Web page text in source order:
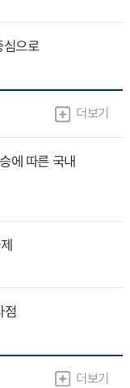
심으로
더보기
에 따른 국내
점
더보기